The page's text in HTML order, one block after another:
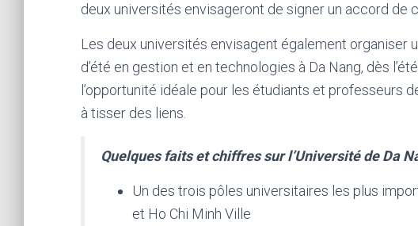
deux universités envisageront de signer un accord de
Les deux universités envisagent également organiser
d’été en gestion et en technologies à Da Nang, dès
l’opportunité idéale pour les étudiants et professeurs
à tisser des liens.
Quelques faits et chiffres sur l’Université de Da
Un des trois pôles universitaires les plus
et Ho Chi Minh Ville